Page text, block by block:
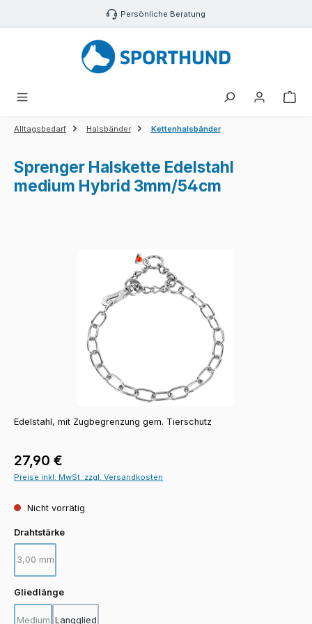
Zum Hauptinhalt springen Persönliche Beratung
Alltagsbedarf Halsbänder Kettenhalsbänder
Sprenger Halskette Edelstahl
medium Hybrid 3mm/54cm
Edelstahl, mit Zugbegrenzung gem. Tierschutz
Regulärer Preis:
27,90 €
Preise inkl. MwSt. zzgl. Versandkosten
Nicht vorrätig
Drahtstärkeauswählen
3,00 mm
(Diese Option ist zurzeit nicht verfügbar.)
Gliedlängeauswählen
Medium Langglied